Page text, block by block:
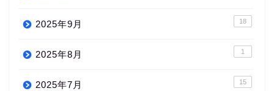
2025年9月 18
2025年8月 1
2025年7月 15